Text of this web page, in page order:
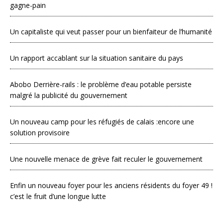
gagne-pain
Un capitaliste qui veut passer pour un bienfaiteur de l’humanité
Un rapport accablant sur la situation sanitaire du pays
Abobo Derrière-rails : le problème d’eau potable persiste
malgré la publicité du gouvernement
Un nouveau camp pour les réfugiés de calais :encore une
solution provisoire
Une nouvelle menace de grève fait reculer le gouvernement
Enfin un nouveau foyer pour les anciens résidents du foyer 49 !
c’est le fruit d’une longue lutte